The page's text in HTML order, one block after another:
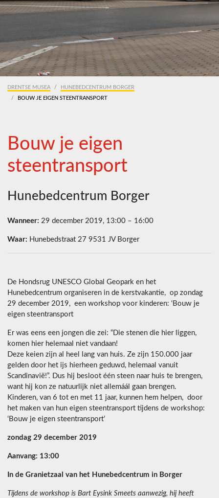
DRENTSE MUSEA
HUNEBEDCENTRUM BORGER
BOUW JE EIGEN STEENTRANSPORT
Bouw je eigen
steentransport
Hunebedcentrum Borger
Wanneer: 29 december 2019, 13:00 – 16:00
Waar: Hunebedstraat 27 9531 JV Borger
De Hondsrug UNESCO Global Geopark en het
Hunebedcentrum organiseren in de kerstvakantie, op zondag
29 december 2019, een workshop voor kinderen: ‘Bouw je
eigen steentransport
Er was eens een jongen die zei: “Die stenen die hier liggen,
komen hier helemaal niet vandaan!
Deze keien zijn al heel lang van huis. Ze zijn 150.000 jaar
gelden door het ijs hierheen geduwd, helemaal vanuit
Scandinavië!”. Dus hij besloot één steen naar huis te brengen,
want hij kon ze natuurlijk niet allemáál gaan brengen.
Kinderen, van 6 tot en met 11 jaar, kunnen hem helpen, door
het maken van hun eigen steentransport tijdens de workshop:
‘Bouw je eigen steentransport’
zondag 29 december 2019
Aanvang: 13:00
In de Granietzaal van het Hunebedcentrum in Borger
Tijdens de workshop is Bart Eysink Smeets aanwezig, hij heeft